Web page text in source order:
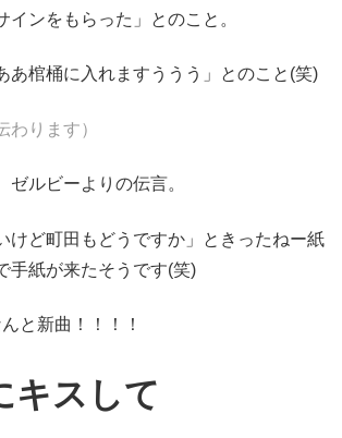
インをもらった」とのこと。
あ棺桶に入れますううう」とのこと(笑)
わります）
ゼルビーよりの伝言。
けど町田もどうですか」ときったねー紙
手紙が来たそうです(笑)
と新曲！！！！
キスして